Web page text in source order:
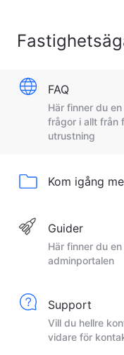
FAQ
Här finner du
frågor i allt från
utrustning
Kom igång
Guider
Här finner du
adminportalen
Support
Vill du hellre
vidare för